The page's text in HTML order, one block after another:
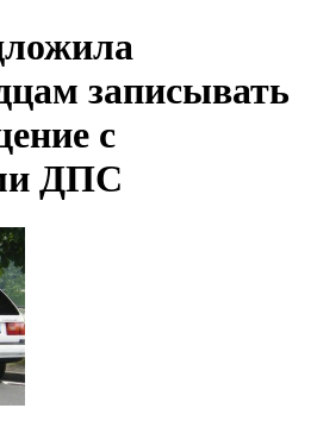
записывать
с
ДПС